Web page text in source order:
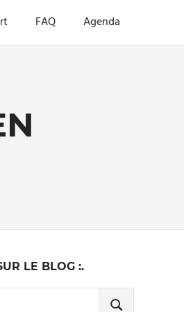
FAQ Agenda
LE BLOG :.